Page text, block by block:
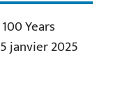
Years
janvier 2025